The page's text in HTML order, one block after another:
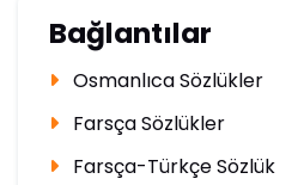
Bağlantılar
Osmanlıca Sözlükler
Farsça Sözlükler
Farsça-Türkçe Sözlük